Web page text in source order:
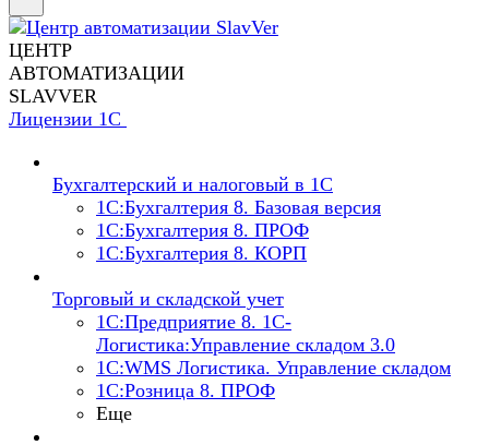
ЦЕНТР
АВТОМАТИЗАЦИИ
SLAVVER
Лицензии 1С
Бухгалтерский и налоговый в 1С
1C:Бухгалтерия 8. Базовая версия
1C:Бухгалтерия 8. ПРОФ
1C:Бухгалтерия 8. КОРП
Торговый и складской учет
1С:Предприятие 8. 1С-
Логистика:Управление складом 3.0
1С:WMS Логистика. Управление складом
1С:Розница 8. ПРОФ
Еще